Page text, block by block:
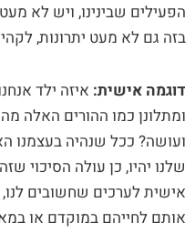
הפעילים שבינינו, ויש לא
בזה גם לא מעט יתרונות,
דוגמה אישית: איזה ילד
ומתלונן כמו ההורים האלה
ועושה? ככל שנהיה בעצמנו
שלנו יהיו, כן עולה הסיכוי
אישית לערכים שחשובים
אותם לחייהם במוקדם או